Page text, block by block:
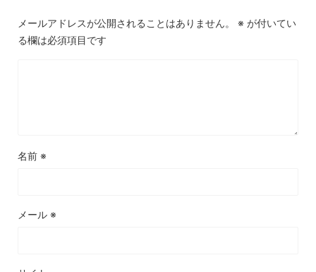
メールアドレスが公開されることはありません。 ※ が付いてい
る欄は必須項目です
名前 ※
メール ※